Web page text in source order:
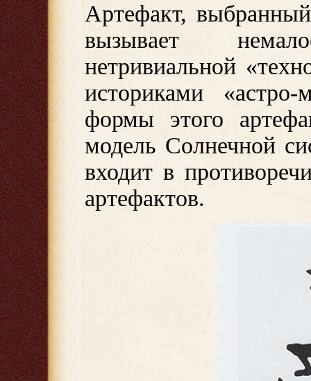
Артефакт,
вызывает
нетривиальной
историками «астро-
формы этого
модель Солнечной
входит в
артефактов.